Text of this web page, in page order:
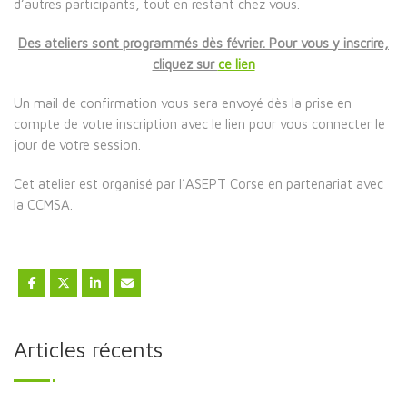
d’autres participants, tout en restant chez vous.
Des ateliers sont programmés dès février. Pour vous y inscrire,
cliquez surce lien
Un mail de confirmation vous sera envoyé dès la prise en
compte de votre inscription avec le lien pour vous connecter le
jour de votre session.
Cet atelier est organisé par l’ASEPT Corse en partenariat avec
la CCMSA.
Articles récents